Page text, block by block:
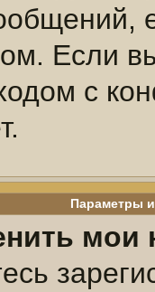
Если
с
Параметры
мои